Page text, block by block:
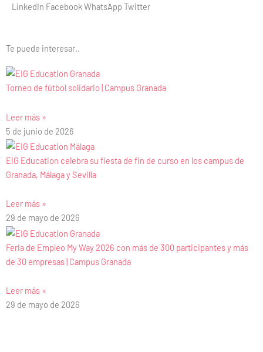
LinkedIn FacebookWhatsApp Twitter
Te puede interesar..
Torneo de fútbol solidario | Campus Granada
Leer más »
5 de junio de 2026
EIG Education celebra su fiesta de fin de curso en los campus de
Granada, Málaga y Sevilla
Leer más »
29 de mayo de 2026
Feria de Empleo My Way 2026 con más de 300 participantes y más
de 30 empresas | Campus Granada
Leer más »
29 de mayo de 2026